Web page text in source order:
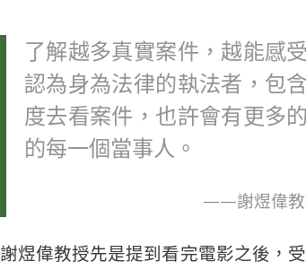
了解越多真實案件，越能感
認為身為法律的執法者，包
度去看案件，也許會有更多
的每一個當事人。
——謝煜偉教
謝煜偉教授先是提到看完電影之後，